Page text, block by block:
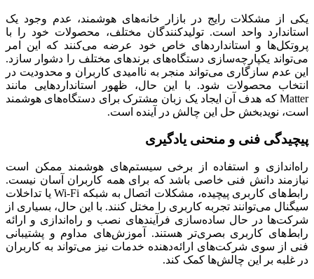
یکی از مشکلات رایج در بازار خانه‌های هوشمند، عدم وجود یک
استاندارد واحد است. تولیدکنندگان مختلف، محصولات خود را با
پروتکل‌ها و استانداردهای خاص خود عرضه می‌کنند که این امر
می‌تواند یکپارچه‌سازی دستگاه‌های برندهای مختلف را دشوار سازد.
این عدم سازگاری می‌تواند منجر به ناامیدی کاربران و محدودیت در
انتخاب محصولات شود. با این حال، ظهور استانداردهایی مانند
Matter که هدف آن ایجاد یک زبان مشترک برای دستگاه‌های هوشمند
است، نویدبخش حل این چالش در آینده است.
پیچیدگی فنی و منحنی یادگیری
راه‌اندازی و استفاده از برخی سیستم‌های هوشمند ممکن است
نیازمند دانش فنی خاصی باشد که برای همه کاربران آسان نیست.
رابط‌های کاربری پیچیده، مشکلات اتصال به شبکه Wi-Fi یا تداخلات
سیگنال می‌توانند تجربه کاربری را مختل کنند. با این حال، بسیاری از
شرکت‌ها در حال ساده‌سازی فرآیندهای نصب و راه‌اندازی و ارائه
رابط‌های کاربری بصری‌تر هستند. آموزش‌های مداوم و پشتیبانی
فنی از سوی شرکت‌های ارائه‌دهنده خدمات نیز می‌تواند به کاربران
در غلبه بر این چالش‌ها کمک کند.